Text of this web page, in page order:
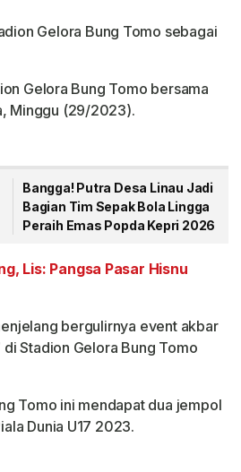
Gelora Bung Tomo sebagai
Gelora Bung Tomo bersama
Minggu (29/2023).
Bangga! Putra Desa Linau Jadi
Bagian Tim Sepak Bola Lingga
Peraih Emas Popda Kepri 2026
Lis: Pangsa Pasar Hisnu
bergulirnya event akbar
di Stadion Gelora Bung Tomo
Tomo ini mendapat dua jempol
Dunia U17 2023.